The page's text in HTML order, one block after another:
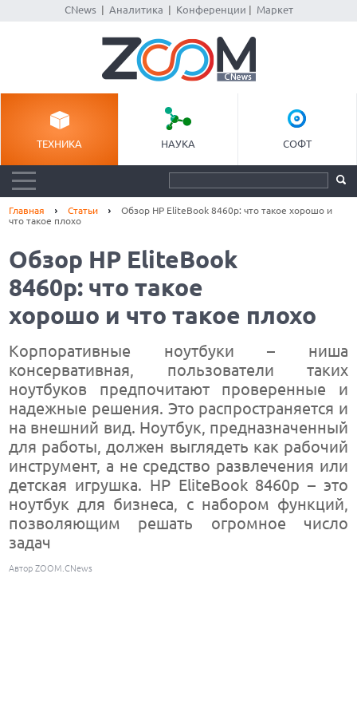
CNews| Аналитика Конференции Маркет
ТЕХНИКА НАУКА СОФТ
Главная Статьи
Обзор HP EliteBook 8460p: что такое хорошо и
что такое плохо
Обзор HP EliteBook
8460p: что такое
хорошо и что такое плохо
Корпоративные ноутбуки – ниша
консервативная, пользователи таких
ноутбуков предпочитают проверенные и
надежные решения. Это распространяется и
на внешний вид. Ноутбук, предназначенный
для работы, должен выглядеть как рабочий
инструмент, а не средство развлечения или
детская игрушка. HP EliteBook 8460p – это
ноутбук для бизнеса, с набором функций,
позволяющим решать огромное число
задач
Автор ZOOM.CNews